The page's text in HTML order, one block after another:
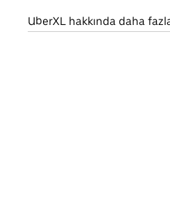
UberXL hakkında daha